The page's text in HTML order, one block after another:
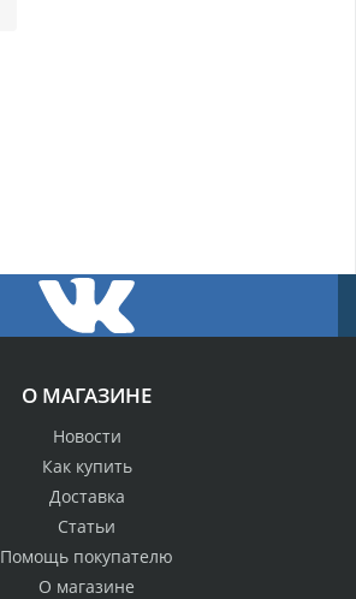
О МАГАЗИНЕ
Новости
Как купить
Доставка
Статьи
Помощь покупателю
О магазине